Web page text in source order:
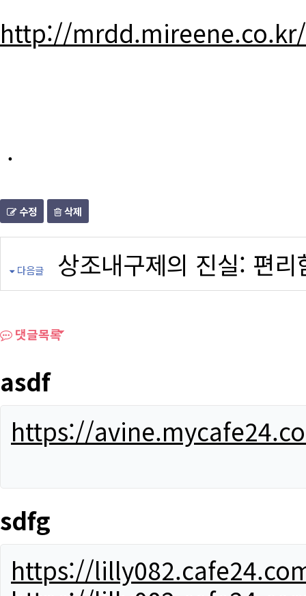
http://
.
수정 삭제
다음글 상조내구제의 진실: 편
댓글목록
asdf
https://
sdfg
https://